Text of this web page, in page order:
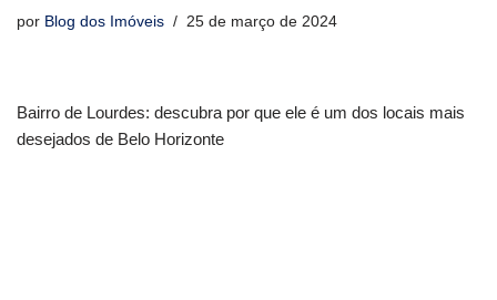
por Blog dos Imóveis 25 de março de 2024
Bairro de Lourdes: descubra por que ele é um dos locais mais
desejados de Belo Horizonte